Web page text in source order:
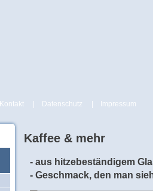
Kontakt Datenschutz Impressum
Kaffee & mehr
- aus hitzebeständigem
- Geschmack, den man